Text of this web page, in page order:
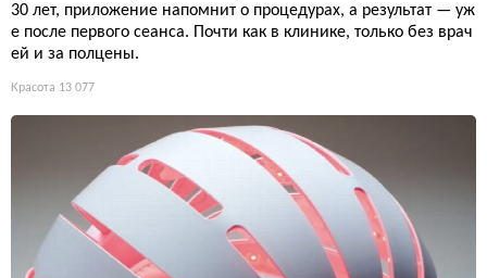
30 лет, приложение напомнит о процедурах, а результат — уж
е после первого сеанса. Почти как в клинике, только без врач
ей и за полцены.
Красота 13 077